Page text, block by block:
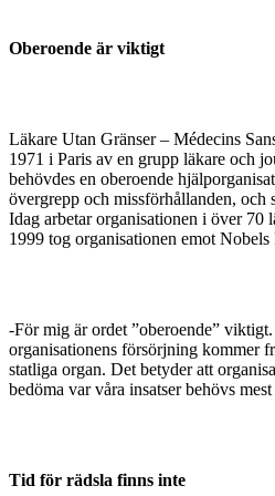
Oberoende är viktigt
Läkare Utan Gränser – Médecins
1971 i Paris av en grupp läkare och
behövdes en oberoende
övergrepp och missförhållanden, och
Idag arbetar organisationen i över
1999 tog organisa­tionen emot Nobels
-För mig är ordet ”oberoende”
organisationens försörjning kommer
statliga organ. Det betyder att
bedöma var våra insatser behövs
Tid för rädsla finns inte